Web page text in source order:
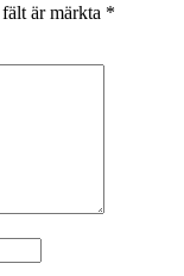
är märkta *